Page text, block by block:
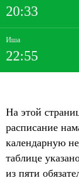
20:33
Иша
22:55
На этой
расписание
календарную
таблице
из пяти